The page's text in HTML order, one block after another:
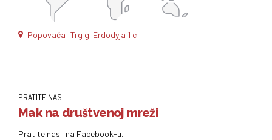
Popovača: Trg g. Erdodyja 1 c
PRATITE NAS
Mak na društvenoj mreži
Pratite nas i na Facebook-u.